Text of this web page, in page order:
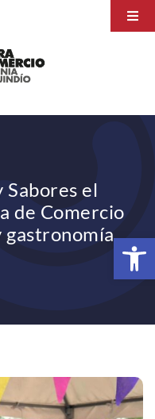
Abrir
Sabores el
de Comercio
gastronomía